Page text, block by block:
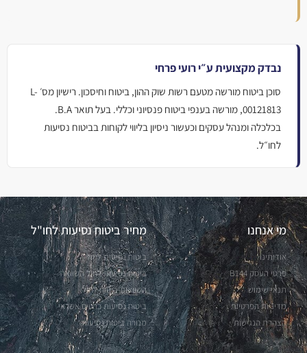
נבדק מקצועית ע״י רועי פרחי
סוכן ביטוח מורשה מטעם רשות שוק ההון, ביטוח וחיסכון. רישיון מס׳ L-
00121813, מורשה בענפי ביטוח פנסיוני וכללי. בעל תואר B.A.
בכלכלה ומנהל עסקים וכעשור ניסיון בליווי לקוחות בביטוח נסיעות
לחו״ל.
מי אנחנו
אודותינו
פרטי העסק B144
תנאי שימוש
מדיניות הפרטיות
הצהרת הנגישות
מחיר ביטוח נסיעות לחו"ל
ביטוח נסיעות לחול
ביטוח נסיעות לחול השוואה
השוואות ביטוח לחול
ביטוח נסיעות כרטיס אשראי
מנורה ביטוח נסיעות